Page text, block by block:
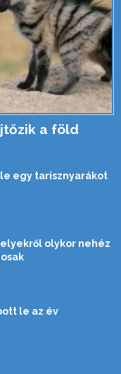
a föld
egy tarisznyarákot
olykor nehéz
le az év